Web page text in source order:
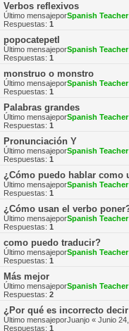
Verbos reflexivos
Último mensajeporSpanish Teacher
Respuestas: 1
popocatepetl
Último mensajeporSpanish Teacher
Respuestas: 1
monstruo o monstro
Último mensajeporSpanish Teacher
Respuestas: 1
Palabras grandes
Último mensajeporSpanish Teacher
Respuestas: 1
Pronunciación Y
Último mensajeporSpanish Teacher
Respuestas: 1
¿Cómo puedo hablar como
Último mensajeporSpanish Teacher
Respuestas: 1
¿Cómo usan el verbo
Último mensajeporSpanish Teacher
Respuestas: 1
como puedo traducir?
Último mensajeporSpanish Teacher
Respuestas: 1
Más mejor
Último mensajeporSpanish Teacher
Respuestas: 2
¿Por qué es incorrecto
Último mensajeporJuanjo « Junio
Respuestas: 1